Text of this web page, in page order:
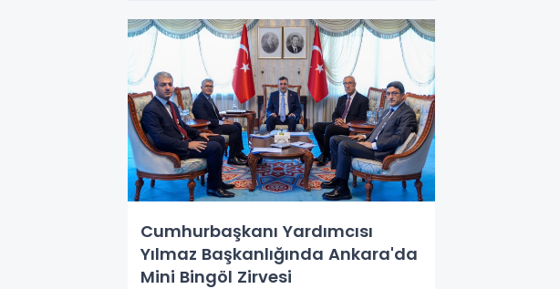
Cumhurbaşkanı Yardımcısı
Yılmaz Başkanlığında Ankara'da
Mini Bingöl Zirvesi